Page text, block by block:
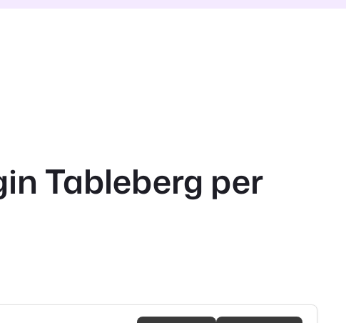
Tableberg per